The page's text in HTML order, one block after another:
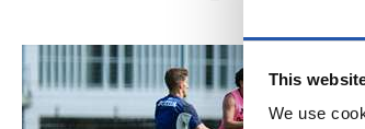
This
We use